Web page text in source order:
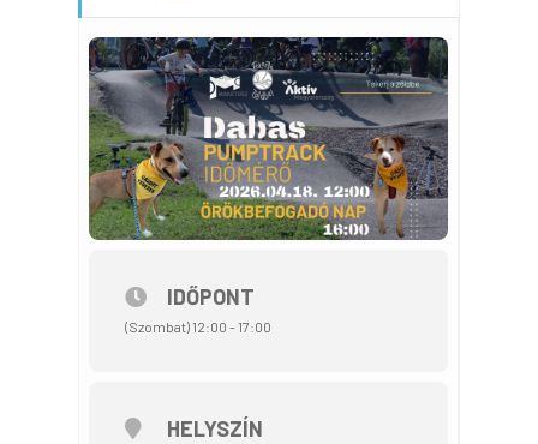
IDŐPONT
(Szombat) 12:00 - 17:00
HELYSZÍN